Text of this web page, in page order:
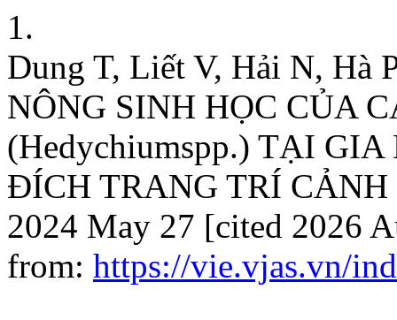
1.
Dung T, Liết V, Hải N,
NÔNG SINH HỌC CỦA
(Hedychiumspp.) TẠI
ĐÍCH TRANG TRÍ
2024 May 27 [cited 2026
from: https://vie.vjas.vn/